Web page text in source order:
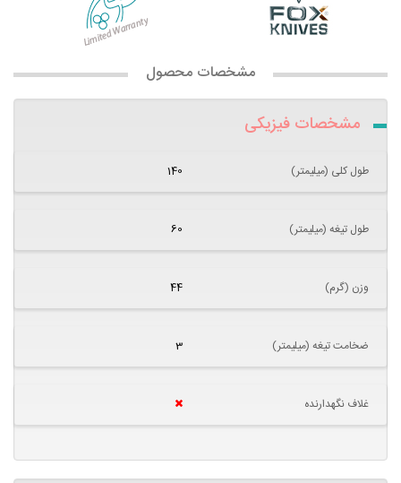
مشخصات محصول
مشخصات فیزیکی
طول کلی (میلیمتر) 140
طول تیغه (میلیمتر) 60
وزن (گرم) 44
ضخامت تیغه (میلیمتر) 3
غلاف نگهدارنده